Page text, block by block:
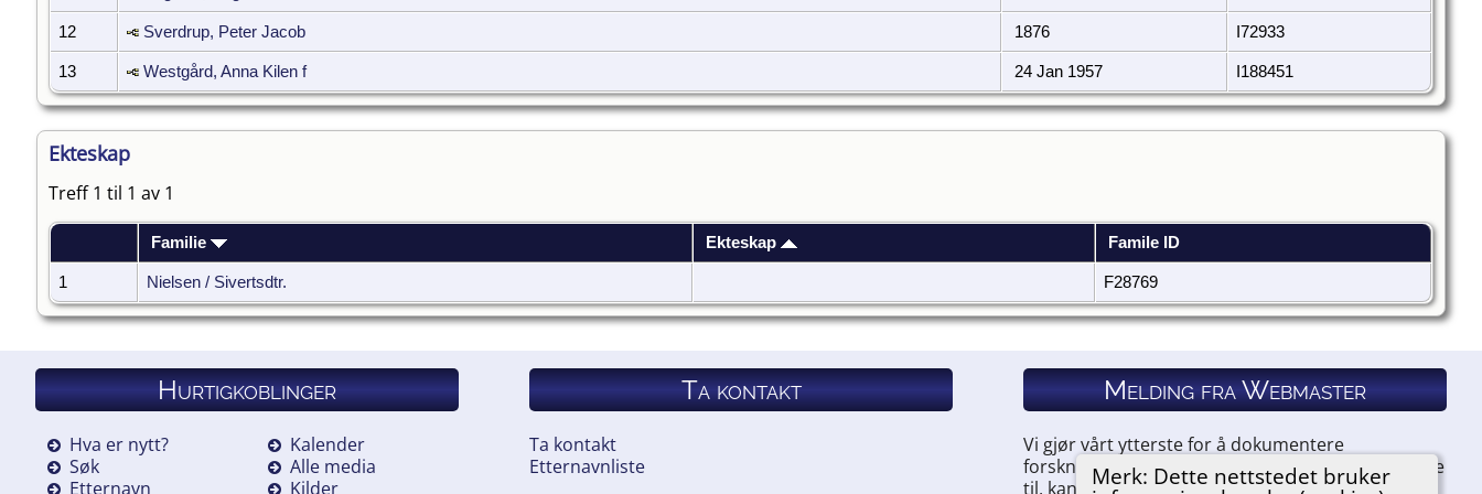
Merk: Dette nettstedet bruker
12 Sverdrup, Peter Jacob 1876 I72933
13 Westgård, Anna Kilen f 24 Jan 1957 I188451
Ekteskap
Treff 1 til 1 av 1
Familie Ekteskap Famile ID
1 Nielsen / Sivertsdtr. F28769
Hurtigkoblinger
Hva er nytt?
Søk
Etternavn
Kalender
Alle media
Kilder
Ta kontakt
Ta kontakt
Etternavnliste
Melding fra Webmaster
Vi gjør vårt ytterste for å dokumentere
forskningen vår. Hvis du har noe du ønsker å legge
til, kan du kontakte oss.